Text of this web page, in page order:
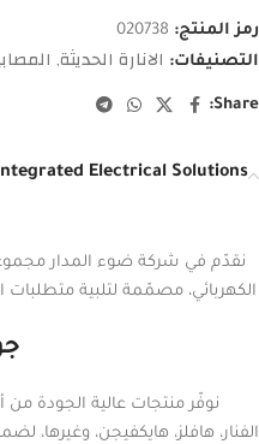
رمز المنتج: 020738
التصنيفات: الانارة الحديثة,
Share:
Electrical Solutions
نقدّم في شركة ضوء المدار
الكهربائي، مصمّمة لتلبية متطلبات
الفنار، هافلز، هايكفيجن، وغيرها،